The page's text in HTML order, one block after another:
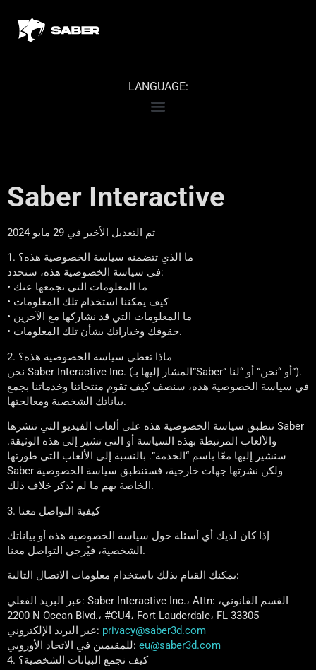
LANGUAGE:
Saber Interactive
تم التعديل الأخير في 29 مايو 2024
1. ما الذي تتضمنه سياسة الخصوصية هذه؟
في سياسة الخصوصية هذه، سنحدد:
• ما المعلومات التي نجمعها عنك
• كيف يمكننا استخدام تلك المعلومات
• ما المعلومات التي قد نشاركها مع الآخرين
• حقوقك وخياراتك بشأن تلك المعلومات.
2. ماذا تغطي سياسة الخصوصية هذه؟
نحن Saber Interactive Inc. (المشار إليها بـ”Saber” أو “نحن” أو “لنا”).
في سياسة الخصوصية هذه، سنصف كيف تقوم منتجاتنا وخدماتنا بجمع
بياناتك الشخصية ومعالجتها.
تنطبق سياسة الخصوصية هذه على ألعاب الفيديو التي تنشرها Saber
والألعاب المرتبطة بهذه السياسة أو التي تشير إلى هذه الوثيقة.
سنشير إليها معًا باسم “الخدمة”. بالنسبة إلى الألعاب التي طورتها
Saber ولكن نشرتها جهات خارجية، فستنطبق سياسة الخصوصية
الخاصة بهم ما لم يُذكر خلاف ذلك.
3. كيفية التواصل معنا
إذا كان لديك أي أسئلة حول سياسة الخصوصية هذه أو بياناتك
الشخصية، فيُرجى التواصل معنا.
يمكنك القيام بذلك باستخدام معلومات الاتصال التالية:
عبر البريد الفعلي: Saber Interactive Inc.، Attn: القسم القانوني،
2200 N Ocean Blvd.، #CU4، Fort Lauderdale، FL 33305
عبر البريد الإلكتروني: privacy@saber3d.com
للمقيمين في الاتحاد الأوروبي: eu@saber3d.com
4. كيف نجمع البيانات الشخصية؟